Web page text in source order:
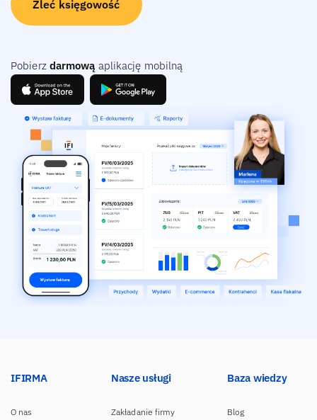
Zleć księgowość
Pobierz darmową aplikację mobilną
IFIRMA
O nas
Nasze usługi
Zakładanie firmy
Baza wiedzy
Blog